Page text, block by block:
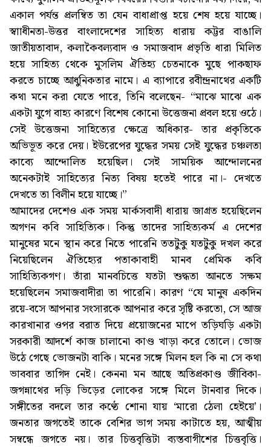
একাল পর্যন্ত প্রলম্বিত তা যেন বাধাপ্রাপ্ত হয়ে শেষ হয়ে যাচ্ছে।
স্বাাধীনতা-উত্তর বাংলাদেশের সাহিত্য ধারায় কট্টর বাঙালি
জাতীয়তাবাদ, কলাকৈবল্যবাদ ও সমাজবাদ প্রভৃতি ধারা মিলিত
হয়ে সাহিত্য থেকে মুসলিম ঐতিহ্য চেতনাকে মুছে পাকছাফ
করতে চাচ্ছে আধুনিকতার নামে। এ ব্যাপারে রবীন্দ্রনাথের একটি
কথা মনে করা যেতে পারে, তিনি বলেছেন- “মাঝে মাঝে এক
একটা যুগে বাহ্য কারণে বিশেষ কোনো উত্তেজনা প্রবল হয়ে ওঠে।
সেই উত্তেজনা সাহিত্যের ক্ষেত্রে অধিকার- তার প্রকৃতিকে
অভিভূত করে দেয়। ইউরেপের যুদ্ধের সময় সেই যুদ্ধের চঞ্চলতা
কাব্যে আন্দোলিত হয়েছিল। সেই সাময়িক আন্দোলনের
অনেকটাই সাহিত্যের নিত্য বিষয় হতেই পারে না।- দেখতে
দেখতে তা বিলীন হয়ে যাচ্ছে।”
আমাদের দেশেও এক সময় মার্কসবাদী ধারায় জাগ্রত হয়েছিলেন
অগণন কবি সাহিত্যিক। কিন্তু তাদের সাহিত্যকর্ম এ দেশের
মানুষের মনে স্থান করে নিতে পারেনি ততটুকু যতটুকু দখল করে
নিয়েছিলেন ঐতিহ্যের পতাকাবাহী মানব প্রেমিক কবি
সাহিত্যিকগণ। তাঁরা মানবচিত্তে যতটা শুদ্ধতা আনতে সক্ষম
হয়েছিলেন সমাজবাদীরা তা পারেনি। কারণ “যে মানুষ একদিন
রয়ে-বসে আপনার সংসারকে আপনার করে সৃষ্টি করতো, সে আজ
কারখানার ওপর বরাত দিয়ে প্রয়োজনের মাপে তড়িঘড়ি একটা
সরকারী আদর্শে কাজ চালানো কাণ্ড খাড়া করে তোলে। ভোজ
উঠে গেছে ভোজনটা বাকি। মনের সঙ্গে মিলন হল কি না সে কথা
ভাববার তাগিদ নেই। কেননা মন আছে অতিপ্রকাণ্ড জীবিকা-
জগন্নাথের দড়ি ভিড়ের লোকের সঙ্গে মিলে টানবার দিকে।
সঙ্গীতের বদলে তার কণ্ঠে শোনা যায় ‘মারো ঠেলা হেইয়ে’।
জনতার জগতেই তাকে বেশির ভাগ সময় কাটাতে হয়, আত্মীয়
সম্বন্ধে জগতে নয়। তার চিত্তবৃত্তিটা ব্যস্তবাগীশের চিত্তবৃত্তি।